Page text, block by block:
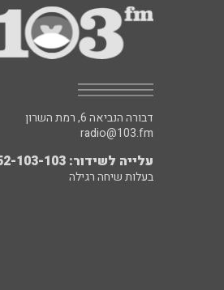
דבורה הנביאה 6, רמת השרון
radio@103.fm
עלייה לשידור: 0552-103-103
בעלות שיחה רגילה